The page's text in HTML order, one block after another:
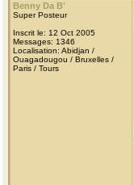
Benny Da B'
Super Posteur
Inscrit le: 12 Oct 2005
Messages: 1346
Localisation: Abidjan /
Ouagadougou / Bruxelles /
Paris / Tours